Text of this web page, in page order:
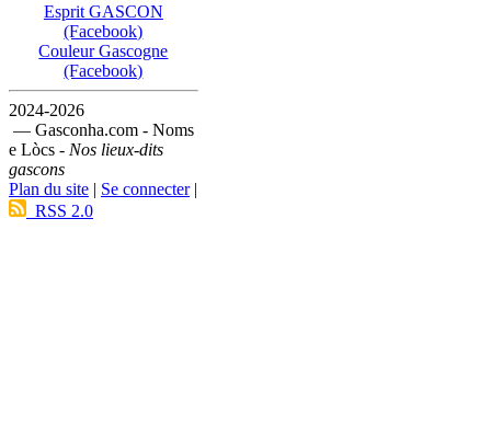
Esprit GASCON
(Facebook)
Couleur Gascogne
(Facebook)
2024-2026
— Gasconha.com - Noms
e Lòcs - Nos lieux-dits
gascons
Plan du site | Se connecter|
RSS 2.0